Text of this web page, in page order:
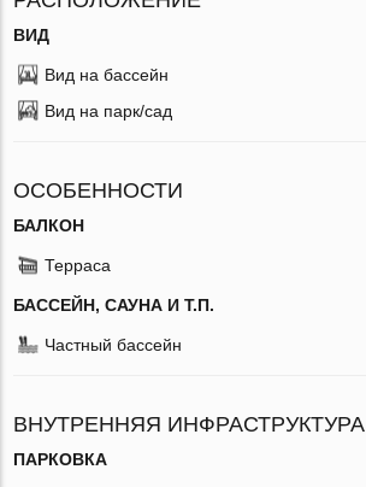
ВИД
Вид на бассейн
Вид на парк/сад
ОСОБЕННОСТИ
БАЛКОН
Терраса
БАССЕЙН, САУНА И Т.П.
Частный бассейн
ВНУТРЕННЯЯ ИНФРАСТРУКТУРА
ПАРКОВКА